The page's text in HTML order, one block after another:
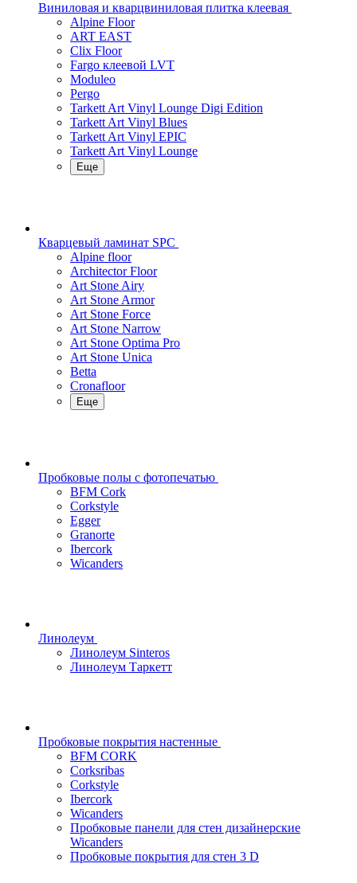
Виниловая и кварцвиниловая плитка клеевая
Alpine Floor
ART EAST
Clix Floor
Fargo клеевой LVT
Moduleo
Pergo
Tarkett Art Vinyl Lounge Digi Edition
Tarkett Art Vinyl Blues
Tarkett Art Vinyl EPIC
Tarkett Art Vinyl Lounge
Еще
Кварцевый ламинат SPC
Alpine floor
Architector Floor
Art Stone Airy
Art Stone Armor
Art Stone Force
Art Stone Narrow
Art Stone Optima Pro
Art Stone Unica
Betta
Cronafloor
Еще
Пробковые полы с фотопечатью
BFM Cork
Corkstyle
Egger
Granorte
Ibercork
Wicanders
Линолеум
Линолеум Sinteros
Линолеум Таркетт
Пробковые покрытия настенные
BFM CORK
Corksribas
Corkstyle
Ibercork
Wicanders
Пробковые панели для стен дизайнерские
Wicanders
Пробковые покрытия для стен 3 D